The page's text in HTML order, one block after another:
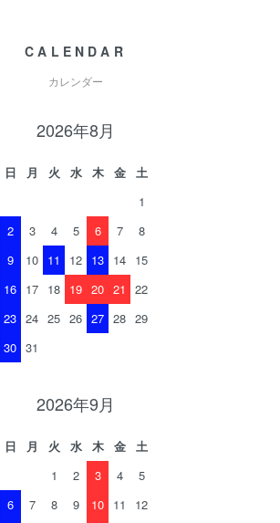
CALENDAR
カレンダー
2026年8月
日 月 火 水 木 金
土
1
2
3 4 5 6 7
8
9
10 11 12 13 14 15
16 17 18 19 20 21
22
23 24 25 26 27 28 29
30 31
2026年9月
日 月 火 水 木 金
土
1
2 3 4
5
6
7 8 9 10 11
12